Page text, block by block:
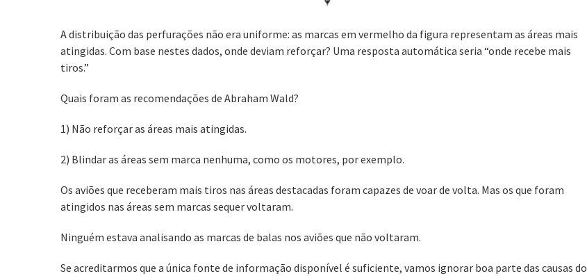
A distribuição das perfurações não era uniforme: as marcas em vermelho da figura representam as áreas mais
atingidas. Com base nestes dados, onde deviam reforçar? Uma resposta automática seria “onde recebe mais
tiros.”
Quais foram as recomendações de Abraham Wald?
1) Não reforçar as áreas mais atingidas.
2) Blindar as áreas sem marca nenhuma, como os motores, por exemplo.
Os aviões que receberam mais tiros nas áreas destacadas foram capazes de voar de volta. Mas os que foram
atingidos nas áreas sem marcas sequer voltaram.
Ninguém estava analisando as marcas de balas nos aviões que não voltaram.
Se acreditarmos que a única fonte de informação disponível é suficiente, vamos ignorar boa parte das causas do